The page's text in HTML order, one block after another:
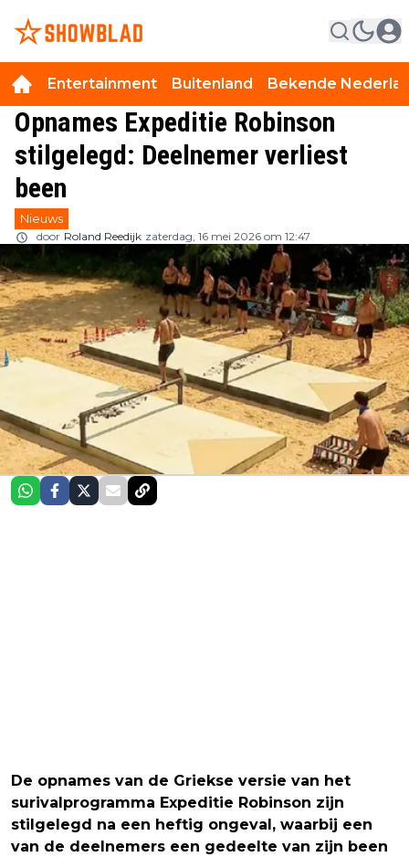
Entertainment Buitenland Bekende
Opnames Expeditie Robinson
stilgelegd: Deelnemer verliest
been
Nieuws
door Roland Reedijk zaterdag, 16 mei 2026 om 12:47
De opnames van de Griekse versie van het
surivalprogramma Expeditie Robinson zijn
stilgelegd na een heftig ongeval, waarbij een
van de deelnemers een gedeelte van zijn been